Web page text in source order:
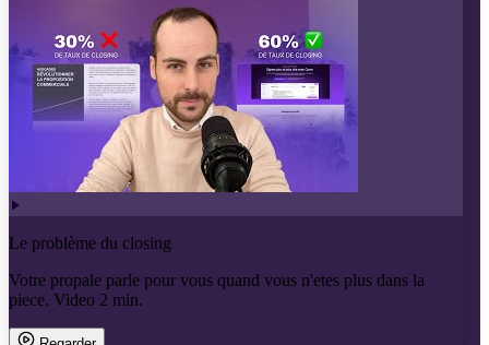
Le problème du closing
Votre propale parle pour vous quand vous n'etes plus dans la
piece. Video 2 min.